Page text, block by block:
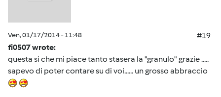
Ven, 01/17/2014 - 11:48
#19
fi0507 wrote:
questa si che mi piace tanto stasera la "granulo" grazie .....
sapevo di poter contare su di voi...... un grosso abbraccio